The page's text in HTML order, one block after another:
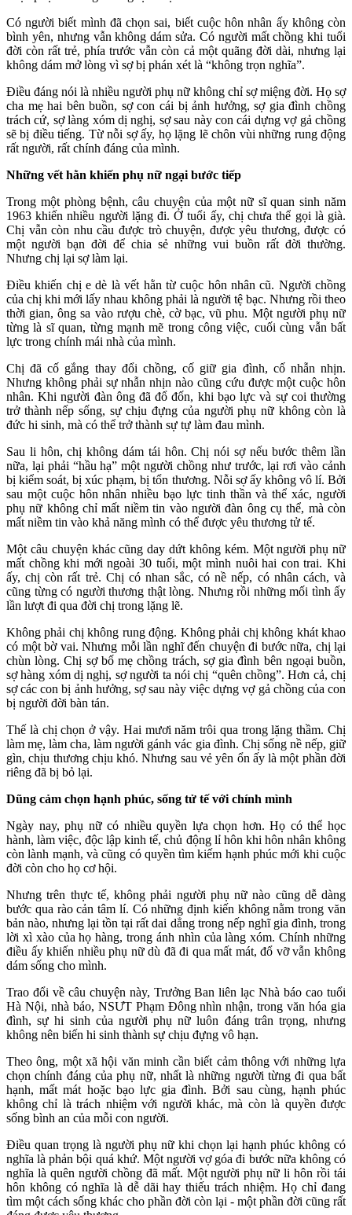
Có người biết mình đã chọn sai, biết cuộc hôn nhân ấy không còn
bình yên, nhưng vẫn không dám sửa. Có người mất chồng khi tuổi
đời còn rất trẻ, phía trước vẫn còn cả một quãng đời dài, nhưng lại
không dám mở lòng vì sợ bị phán xét là “không trọn nghĩa”.
Điều đáng nói là nhiều người phụ nữ không chỉ sợ miệng đời. Họ sợ
cha mẹ hai bên buồn, sợ con cái bị ảnh hưởng, sợ gia đình chồng
trách cứ, sợ làng xóm dị nghị, sợ sau này con cái dựng vợ gả chồng
sẽ bị điều tiếng. Từ nỗi sợ ấy, họ lặng lẽ chôn vùi những rung động
rất người, rất chính đáng của mình.
Những vết hằn khiến phụ nữ ngại bước tiếp
Trong một phòng bệnh, câu chuyện của một nữ sĩ quan sinh năm
1963 khiến nhiều người lặng đi. Ở tuổi ấy, chị chưa thể gọi là già.
Chị vẫn còn nhu cầu được trò chuyện, được yêu thương, được có
một người bạn đời để chia sẻ những vui buồn rất đời thường.
Nhưng chị lại sợ làm lại.
Điều khiến chị e dè là vết hằn từ cuộc hôn nhân cũ. Người chồng
của chị khi mới lấy nhau không phải là người tệ bạc. Nhưng rồi theo
thời gian, ông sa vào rượu chè, cờ bạc, vũ phu. Một người phụ nữ
từng là sĩ quan, từng mạnh mẽ trong công việc, cuối cùng vẫn bất
lực trong chính mái nhà của mình.
Chị đã cố gắng thay đổi chồng, cố giữ gia đình, cố nhẫn nhịn.
Nhưng không phải sự nhẫn nhịn nào cũng cứu được một cuộc hôn
nhân. Khi người đàn ông đã đổ đốn, khi bạo lực và sự coi thường
trở thành nếp sống, sự chịu đựng của người phụ nữ không còn là
đức hi sinh, mà có thể trở thành sự tự làm đau mình.
Sau li hôn, chị không dám tái hôn. Chị nói sợ nếu bước thêm lần
nữa, lại phải “hầu hạ” một người chồng như trước, lại rơi vào cảnh
bị kiểm soát, bị xúc phạm, bị tổn thương. Nỗi sợ ấy không vô lí. Bởi
sau một cuộc hôn nhân nhiều bạo lực tinh thần và thể xác, người
phụ nữ không chỉ mất niềm tin vào người đàn ông cụ thể, mà còn
mất niềm tin vào khả năng mình có thể được yêu thương tử tế.
Một câu chuyện khác cũng day dứt không kém. Một người phụ nữ
mất chồng khi mới ngoài 30 tuổi, một mình nuôi hai con trai. Khi
ấy, chị còn rất trẻ. Chị có nhan sắc, có nề nếp, có nhân cách, và
cũng từng có người thương thật lòng. Nhưng rồi những mối tình ấy
lần lượt đi qua đời chị trong lặng lẽ.
Không phải chị không rung động. Không phải chị không khát khao
có một bờ vai. Nhưng mỗi lần nghĩ đến chuyện đi bước nữa, chị lại
chùn lòng. Chị sợ bố mẹ chồng trách, sợ gia đình bên ngoại buồn,
sợ hàng xóm dị nghị, sợ người ta nói chị “quên chồng”. Hơn cả, chị
sợ các con bị ảnh hưởng, sợ sau này việc dựng vợ gả chồng của con
bị người đời bàn tán.
Thế là chị chọn ở vậy. Hai mươi năm trôi qua trong lặng thầm. Chị
làm mẹ, làm cha, làm người gánh vác gia đình. Chị sống nề nếp, giữ
gìn, chịu thương chịu khó. Nhưng sau vẻ yên ổn ấy là một phần đời
riêng đã bị bỏ lại.
Dũng cảm chọn hạnh phúc, sống tử tế với chính mình
Ngày nay, phụ nữ có nhiều quyền lựa chọn hơn. Họ có thể học
hành, làm việc, độc lập kinh tế, chủ động lỉ hôn khi hôn nhân không
còn lành mạnh, và cũng có quyền tìm kiếm hạnh phúc mới khi cuộc
đời còn cho họ cơ hội.
Nhưng trên thực tế, không phải người phụ nữ nào cũng dễ dàng
bước qua rào cản tâm lí. Có những định kiến không nằm trong văn
bản nào, nhưng lại tồn tại rất dai dẳng trong nếp nghĩ gia đình, trong
lời xì xào của họ hàng, trong ánh nhìn của làng xóm. Chính những
điều ấy khiến nhiều phụ nữ dù đã đi qua mất mát, đổ vỡ vẫn không
dám sống cho mình.
Trao đổi về câu chuyện này, Trưởng Ban liên lạc Nhà báo cao tuổi
Hà Nội, nhà báo, NSƯT Phạm Đông nhìn nhận, trong văn hóa gia
đình, sự hi sinh của người phụ nữ luôn đáng trân trọng, nhưng
không nên biến hi sinh thành sự chịu đựng vô hạn.
Theo ông, một xã hội văn minh cần biết cảm thông với những lựa
chọn chính đáng của phụ nữ, nhất là những người từng đi qua bất
hạnh, mất mát hoặc bạo lực gia đình. Bởi sau cùng, hạnh phúc
không chỉ là trách nhiệm với người khác, mà còn là quyền được
sống bình an của mỗi con người.
Điều quan trọng là người phụ nữ khi chọn lại hạnh phúc không có
nghĩa là phản bội quá khứ. Một người vợ góa đi bước nữa không có
nghĩa là quên người chồng đã mất. Một người phụ nữ li hôn rồi tái
hôn không có nghĩa là dễ dãi hay thiếu trách nhiệm. Họ chỉ đang
tìm một cách sống khác cho phần đời còn lại - một phần đời cũng rất